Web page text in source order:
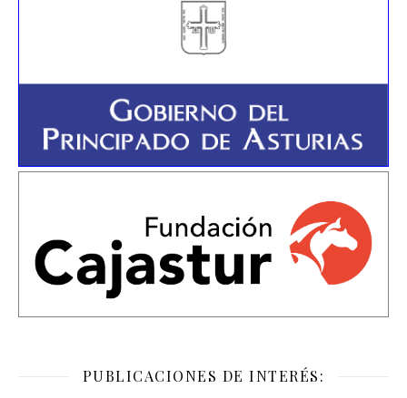
PUBLICACIONES DE INTERÉS: